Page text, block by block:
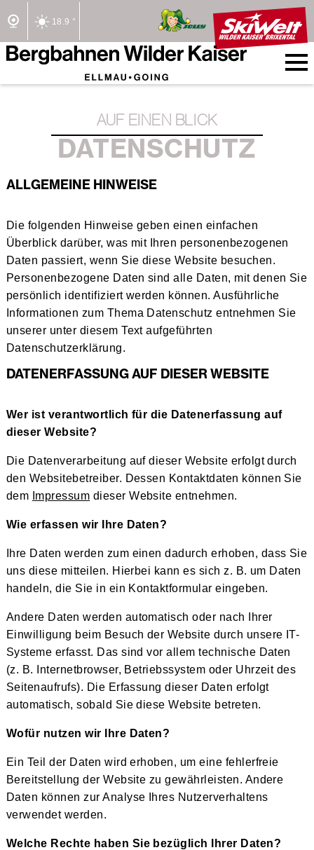
18.9 °
2/2 Lifte offen
AUF EINEN BLICK
DATENSCHUTZ
ALLGEMEINE HINWEISE
Die folgenden Hinweise geben einen einfachen
Überblick darüber, was mit Ihren personenbezogenen
Daten passiert, wenn Sie diese Website besuchen.
Personenbezogene Daten sind alle Daten, mit denen Sie
persönlich identifiziert werden können. Ausführliche
Informationen zum Thema Datenschutz entnehmen Sie
unserer unter diesem Text aufgeführten
Datenschutzerklärung.
DATENERFASSUNG AUF DIESER WEBSITE
Wer ist verantwortlich für die Datenerfassung auf
dieser Website?
Die Datenverarbeitung auf dieser Website erfolgt durch
den Websitebetreiber. Dessen Kontaktdaten können Sie
dem Impressum dieser Website entnehmen.
Wie erfassen wir Ihre Daten?
Ihre Daten werden zum einen dadurch erhoben, dass Sie
uns diese mitteilen. Hierbei kann es sich z. B. um Daten
handeln, die Sie in ein Kontaktformular eingeben.
Andere Daten werden automatisch oder nach Ihrer
Einwilligung beim Besuch der Website durch unsere IT-
Systeme erfasst. Das sind vor allem technische Daten
(z. B. Internetbrowser, Betriebssystem oder Uhrzeit des
Seitenaufrufs). Die Erfassung dieser Daten erfolgt
automatisch, sobald Sie diese Website betreten.
Wofür nutzen wir Ihre Daten?
Ein Teil der Daten wird erhoben, um eine fehlerfreie
Bereitstellung der Website zu gewährleisten. Andere
Daten können zur Analyse Ihres Nutzerverhaltens
verwendet werden.
Welche Rechte haben Sie bezüglich Ihrer Daten?